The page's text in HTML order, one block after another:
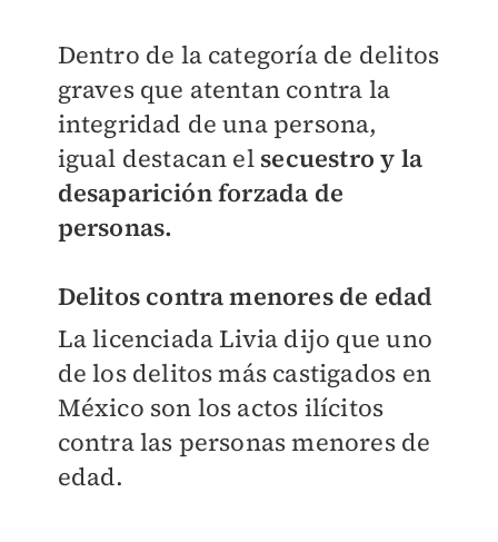
Dentro de la categoría de delitos
graves que atentan contra la
integridad de una persona,
igual destacan el secuestro y la
desaparición forzada de
personas.
Delitos contra menores de edad
La licenciada Livia dijo que uno
de los delitos más castigados en
México son los actos ilícitos
contra las personas menores de
edad.